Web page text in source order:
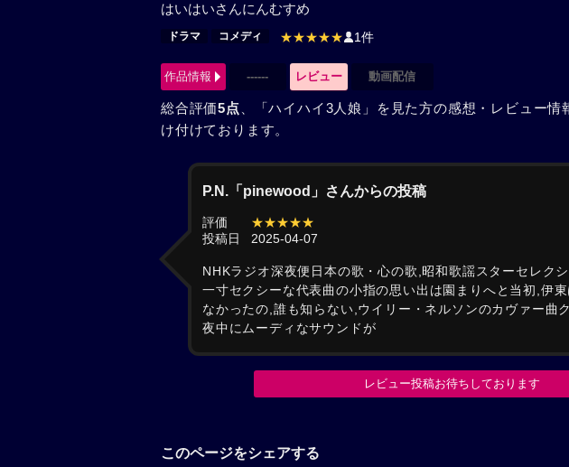
はいはいさんにんむすめ
ドラマ コメディ ★★★★★ 1件
作品情報 ------ レビュー 動画配信
総合評価5点 、「ハイハイ3人娘」を見た方の感想・レビュー情
け付けております。
P.N.「pinewood」さんからの投稿
評価
★★★★★
投稿日
2025-04-07
NHKラジオ深夜便日本の歌・心の歌,昭和歌謡スターセレク
一寸セクシーな代表曲の小指の思い出は園まりへと当初,伊
なかったの,誰も知らない,ウイリー・ネルソンのカヴァー曲
夜中にムーディなサウンドが
レビュー投稿お待ちしております
このページをシェアする